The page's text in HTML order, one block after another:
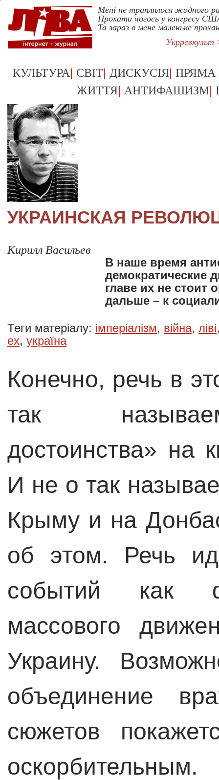
Мені не траплялося жодного
Прохати чогось у конгресу
Та зараз в мене маленьке
Укрревкульт
КУЛЬТУРА| СВІТ| ДИСКУСІЯ| ПРЯМА
ЖИТТЯ| АНТИФАШИЗМ|
УКРАИНСКАЯ
Кирилл Васильев
В наше время
демократические
главе их не стоит
дальше – к
Теги матеріалу: імперіалізм, війна, ліві
ex, україна
Конечно, речь в
так
достоинства» на
И не о так
Крыму и на
об этом. Речь
событий как
массового
Украину.
объединение
сюжетов